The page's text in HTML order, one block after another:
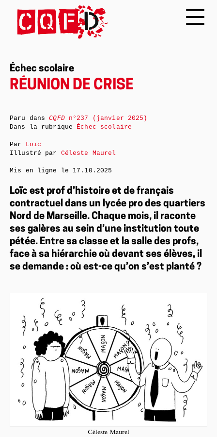
Échec scolaire
RÉUNION DE CRISE
Loïc est prof d’histoire et de français
contractuel dans un lycée pro des quartiers
Nord de Marseille. Chaque mois, il raconte
ses galères au sein d’une institution toute
pétée. Entre sa classe et la salle des profs,
face à sa hiérarchie où devant ses élèves, il
se demande : où est-ce qu’on s’est planté ?
Céleste Maurel
Paru dansCQFDn°237 (janvier 2025)
Dans la rubrique Échec scolaire
Par Loïc
Illustré par Céleste Maurel
Mis en ligne le 17.10.2025